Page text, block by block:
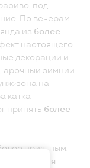
под
По вечерам
из более
настоящего
декорации и
арочный зимний
зона на
катка
принять более
приятным,
для